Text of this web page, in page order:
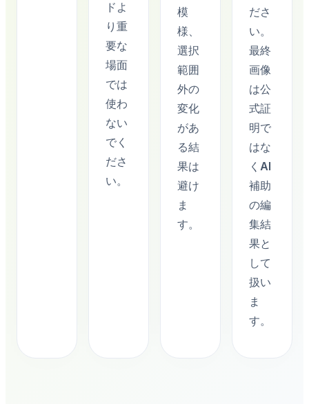
ドよ
り重
要な
場面
では
使わ
ない
でく
ださ
い。
模
様、
選択
範囲
外の
変化
があ
る結
果は
避け
ま
す。
ださ
い。
最終
画像
は公
式証
明で
はな
くAI
補助
の編
集結
果と
して
扱い
ま
す。